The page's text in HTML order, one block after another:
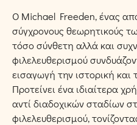
Ο Michael Freeden, ένας
σύγχρονους θεωρητικούς
τόσο σύνθετη αλλά και
φιλελευθερισμού
εισαγωγή την ιστορική και
Προτείνει ένα ιδιαίτερα
αντί διαδοχικών σταδίων
φιλελευθερισμού,